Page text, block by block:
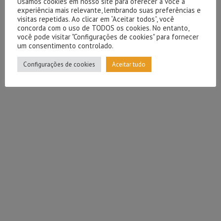
experiência mais relevante, lembrando suas preferências e
visitas repetidas. Ao clicar em “Aceitar todos”, você
concorda com o uso de TODOS os cookies. No entanto,
você pode visitar "Configurações de cookies" para fornecer
um consentimento controlado.
Configurações de cookies Aceitar tudo